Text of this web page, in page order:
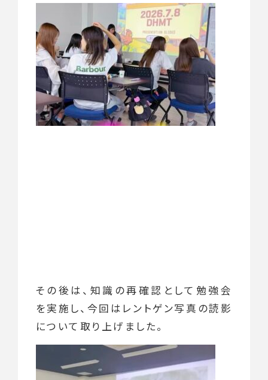
その後は、知識の再確認として勉強会
を実施し、今回はレントゲン写真の読影
について取り上げました。